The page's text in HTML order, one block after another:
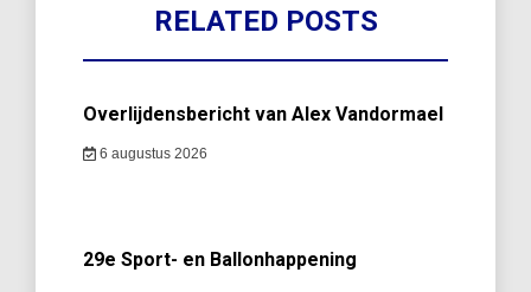
RELATED POSTS
Overlijdensbericht van Alex Vandormael
6 augustus 2026
29e Sport- en Ballonhappening